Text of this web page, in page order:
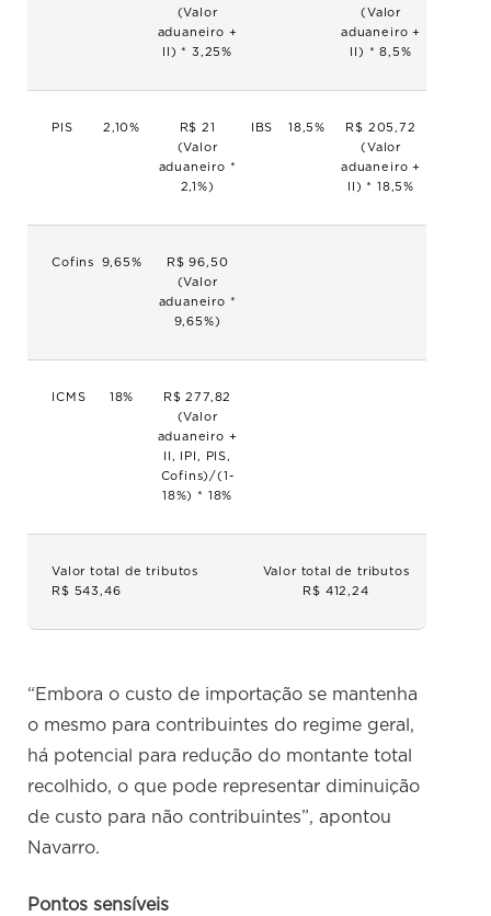
(Valor
aduaneiro +
II) * 3,25%
(Valor
aduaneiro +
II) * 8,5%
PIS 2,10%
R$ 21
(Valor
aduaneiro *
2,1%)
IBS 18,5%
R$ 205,72
(Valor
aduaneiro +
II) * 18,5%
Cofins 9,65%
R$ 96,50
(Valor
aduaneiro *
9,65%)
ICMS 18%
R$ 277,82
(Valor
aduaneiro +
II, IPI, PIS,
Cofins)/(1-
18%) * 18%
Valor total de tributos
R$ 543,46
Valor total de tributos
R$ 412,24
“Embora o custo de importação se mantenha
o mesmo para contribuintes do regime geral,
há potencial para redução do montante total
recolhido, o que pode representar diminuição
de custo para não contribuintes”, apontou
Navarro.
Pontos sensíveis